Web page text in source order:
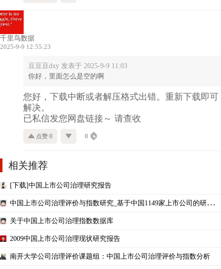
千里鸟数据
2025-9-9 12:55:23
豆豆豆dxy 发表于 2025-9-9 11:03
你好，里面怎么是空的啊
您好，下载中断或者解压格式出错。重新下载即可
解决。
已私信发您网盘链接～ 请查收
点赞 0 0
相关推荐
[下载]中国上市公司治理研究报告
中国上市公司治理评价与指数研究_基于中国1149家上市公司的研究_2
关于中国上市公司治理指数数据库
2009中国上市公司治理现状研究报告
南开大学公司治理评价课题组：中国上市公司治理评价与指数分析